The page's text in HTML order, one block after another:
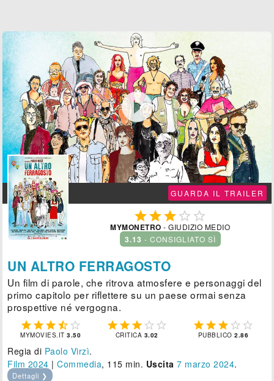

GUARDA IL TRAILER
  
MYMONETRO - GIUDIZIO MEDIO
3.13 - CONSIGLIATO SÌ
UN ALTRO FERRAGOSTO
Un film di parole, che ritrova atmosfere e personaggi del
primo capitolo per riflettere su un paese ormai senza
prospettive né vergogna.
    
MYMOVIES.IT3.50
    
CRITICA 3.02
    
PUBBLICO2.86
Regia di Paolo Virzì.
Film 2024 |Commedia, 115 min. Uscita 7 marzo 2024.
Dettagli ❯